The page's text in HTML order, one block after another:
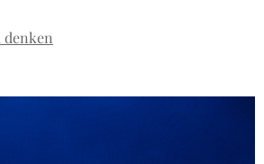
denken